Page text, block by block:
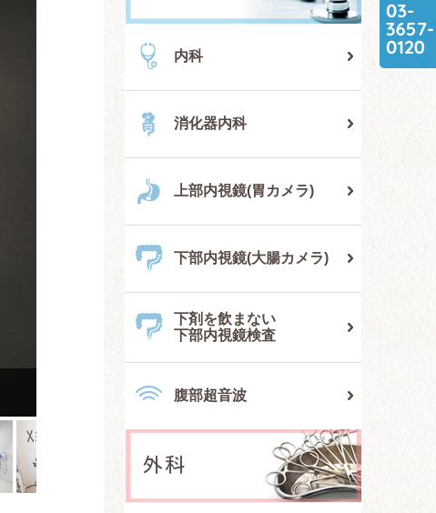
内科
消化器内科
上部内視鏡(胃カメラ)
下部内視鏡(大腸カメラ)
下剤を飲まない
下部内視鏡検査
腹部超音波
外科